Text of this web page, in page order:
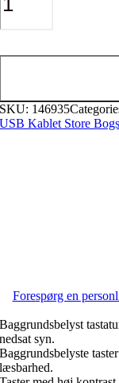
SKU: 146935
USB Kablet Store
Forespørg en
Baggrundsbelyst
nedsat syn.
Baggrundsbelyste
læsbarhed.